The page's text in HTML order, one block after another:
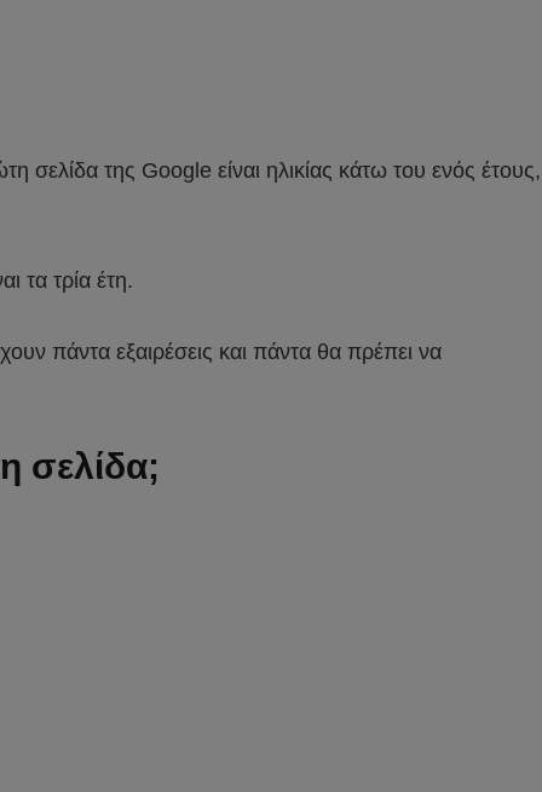
σελίδα της Google είναι ηλικίας κάτω του ενός έτους,
τα τρία έτη.
πάντα εξαιρέσεις και πάντα θα πρέπει να
σελίδα;